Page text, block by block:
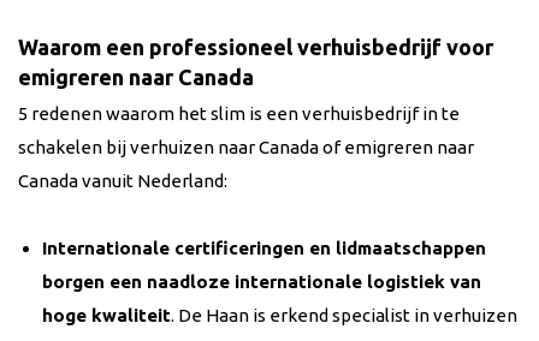
Waarom een professioneel verhuisbedrijf voor
emigreren naar Canada
5 redenen waarom het slim is een verhuisbedrijf in te
schakelen bij verhuizen naar Canada of emigreren naar
Canada vanuit Nederland:
Internationale certificeringen en lidmaatschappen
borgen een naadloze internationale logistiek van
hoge kwaliteit. De Haan is erkend specialist in verhuizen